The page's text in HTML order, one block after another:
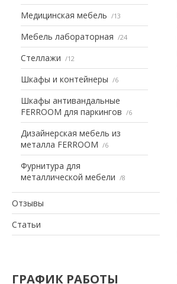
Медицинская мебель 13
Мебель лабораторная 24
Стеллажи 12
Шкафы и контейнеры 6
Шкафы антивандальные
FERROOM для паркингов
6
Дизайнерская мебель из
металла FERROOM
6
Фурнитура для
металлической мебели
8
Отзывы
Статьи
ГРАФИК РАБОТЫ